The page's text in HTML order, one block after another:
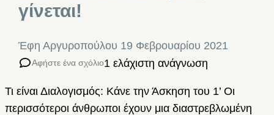
γίνεται!
Έφη Αργυροπούλου 19 Φεβρουαρίου 2021
Αφήστε ένα σχόλιο1 ελάχιστη ανάγνωση
Τι είναι Διαλογισμός: Κάνε την Άσκηση του 1’ Οι
περισσότεροι άνθρωποι έχουν μια διαστρεβλωμένη